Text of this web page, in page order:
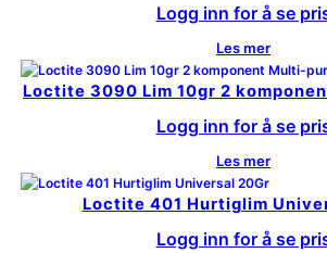
Logg inn for å se
Les mer
Loctite 3090 Lim 10gr 2
Logg inn for å se
Les mer
Loctite 401 Hurtiglim
Logg inn for å se